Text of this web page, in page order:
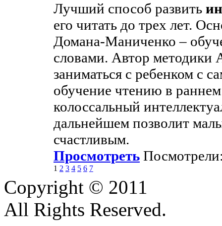
Лучший способ развить
его читать до трех лет.
Домана-Маниченко –
словами. Автор методики
заниматься с ребенком с
обучение чтению в
колоссальный
дальнейшем позволит
счастливым.
Просмотреть
1 2 3 4 5 6 7
Copyright © 2011
All Rights Reserved.